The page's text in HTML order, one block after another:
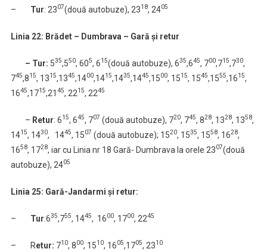
– Tur: 2307(două autobuze), 2318, 2405
Linia 22: Brădet – Dumbrava – Gară şi retur
– Tur: 535,550, 605, 615(două autobuze), 635,645, 700,715,730,
745,815, 1315,1345,1400,1415,1435,1445,1500, 1515, 1545,1555,1615,
1645,1715,21 45, 2215, 2245
– Retur: 615, 645, 707 (două autobuze), 720, 745, 828, 1328, 1358,
1415, 1430, 1445, 1507 (două autobuze); 1520, 1535, 1558, 1628,
1658, 1728, iar cu Linia nr 18 Gară- Dumbrava la orele 2307(două
autobuze), 2405
Linia 25: Gară-Jandarmi și retur:
– Tur:635,755, 1445, 1600, 1700, 2245
– Retur: 710, 800, 1510, 1605,1705, 2310